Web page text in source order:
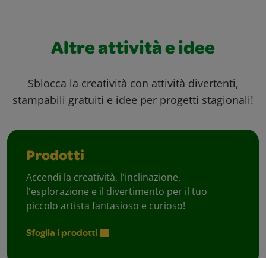
Altre attività e idee
Sblocca la creatività con attività divertenti,
stampabili gratuiti e idee per progetti stagionali!
Prodotti
Accendi la creatività, l'inclinazione,
l'esplorazione e il divertimento per il tuo
piccolo artista fantasioso e curioso!
Sfoglia i prodotti